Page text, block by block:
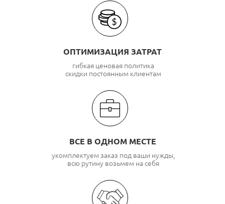
ОПТИМИЗАЦИЯ ЗАТРАТ
гибкая ценовая политика
скидки постоянным клиентам
ВСЕ В ОДНОМ МЕСТЕ
укомплектуем заказ под ваши нужды,
всю рутину возьмем на себя